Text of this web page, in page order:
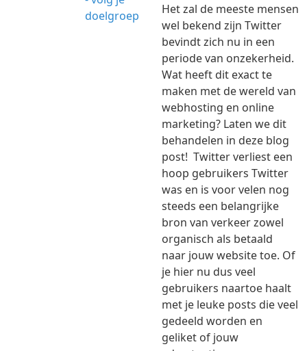
Het zal de meeste mensen
wel bekend zijn Twitter
bevindt zich nu in een
periode van onzekerheid.
Wat heeft dit exact te
maken met de wereld van
webhosting en online
marketing? Laten we dit
behandelen in deze blog
post! Twitter verliest een
hoop gebruikers Twitter
was en is voor velen nog
steeds een belangrijke
bron van verkeer zowel
organisch als betaald
naar jouw website toe. Of
je hier nu dus veel
gebruikers naartoe haalt
met je leuke posts die veel
gedeeld worden en
geliket of jouw